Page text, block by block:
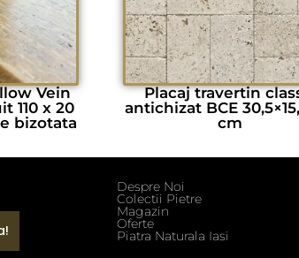
Vein
110 x 20
bizotata
Placaj travertin
antichizat BCE
cm
Despre Noi
Colectii Pietre
Magazin
Oferte
Piatra Naturala Iasi